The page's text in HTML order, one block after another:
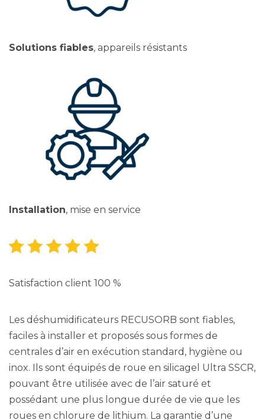
Solutions fiables, appareils résistants
Installation, mise en service
Satisfaction client 100 %
Les déshumidificateurs RECUSORB sont fiables,
faciles à installer et proposés sous formes de
centrales d’air en exécution standard, hygiène ou
inox. Ils sont équipés de roue en silicagel Ultra SSCR,
pouvant être utilisée avec de l’air saturé et
possédant une plus longue durée de vie que les
roues en chlorure de lithium. La garantie d’une